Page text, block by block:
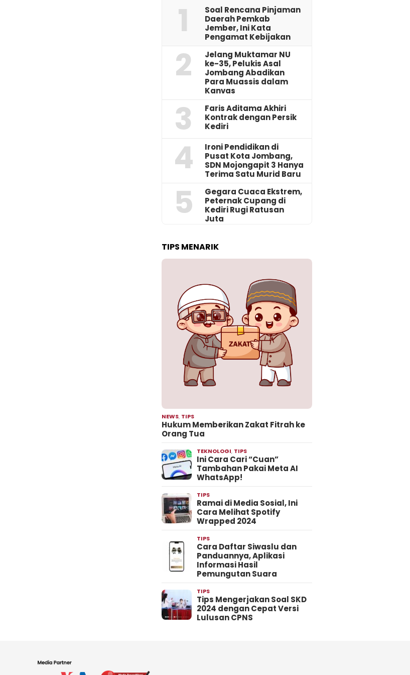
1
‎Soal Rencana Pinjaman
Daerah Pemkab
Jember, Ini Kata
Pengamat Kebijakan ‎
2
Jelang Muktamar NU
ke-35, Pelukis Asal
Jombang Abadikan
Para Muassis dalam
Kanvas
3
Faris Aditama Akhiri
Kontrak dengan Persik
Kediri
4
Ironi Pendidikan di
Pusat Kota Jombang,
SDN Mojongapit 3 Hanya
Terima Satu Murid Baru
5
‎Gegara Cuaca Ekstrem,
Peternak Cupang di
Kediri Rugi Ratusan
Juta
TIPS MENARIK
NEWS, TIPS
Hukum Memberikan Zakat Fitrah ke
Orang Tua
TEKNOLOGI, TIPS
Ini Cara Cari “Cuan”
Tambahan Pakai Meta AI
WhatsApp!
TIPS
Ramai di Media Sosial, Ini
Cara Melihat Spotify
Wrapped 2024
TIPS
Cara Daftar Siwaslu dan
Panduannya, Aplikasi
Informasi Hasil
Pemungutan Suara
TIPS
Tips Mengerjakan Soal SKD
2024 dengan Cepat Versi
Lulusan CPNS